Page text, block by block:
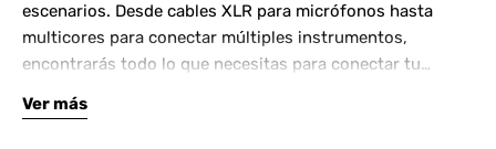
escenarios. Desde cables XLR para micrófonos hasta
multicores para conectar múltiples instrumentos,
encontrarás todo lo que necesitas para conectar tu
están fabricados con materiales de alta calidad y ofrecen
Ver más